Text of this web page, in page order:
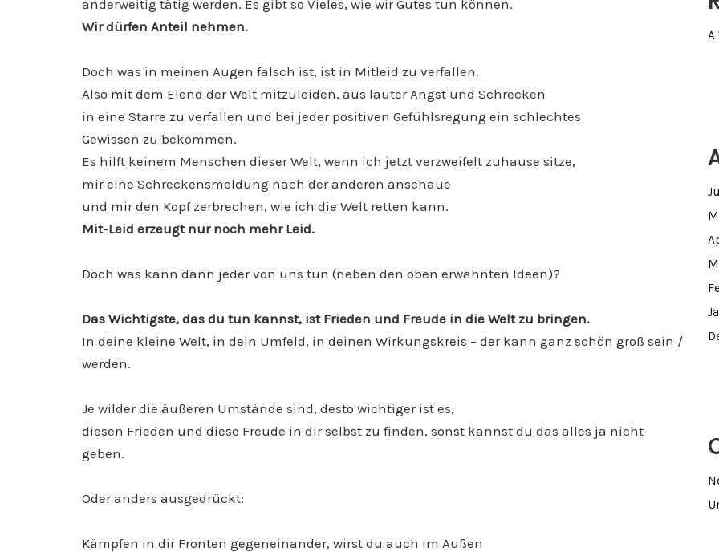
anderweitig tätig werden. Es gibt so Vieles, wie wir Gutes tun können.
Wir dürfen Anteil nehmen.
Doch was in meinen Augen falsch ist, ist in Mitleid zu verfallen.
Also mit dem Elend der Welt mitzuleiden, aus lauter Angst und Schrecken
in eine Starre zu verfallen und bei jeder positiven Gefühlsregung ein schlechtes
Gewissen zu bekommen.
Es hilft keinem Menschen dieser Welt, wenn ich jetzt verzweifelt zuhause sitze,
mir eine Schreckensmeldung nach der anderen anschaue
und mir den Kopf zerbrechen, wie ich die Welt retten kann.
Mit-Leid erzeugt nur noch mehr Leid.
Doch was kann dann jeder von uns tun (neben den oben erwähnten Ideen)?
Das Wichtigste, das du tun kannst, ist Frieden und Freude in die Welt zu bringen.
In deine kleine Welt, in dein Umfeld, in deinen Wirkungskreis – der kann ganz schön groß sein /
werden.
Je wilder die äußeren Umstände sind, desto wichtiger ist es,
diesen Frieden und diese Freude in dir selbst zu finden, sonst kannst du das alles ja nicht
geben.
Oder anders ausgedrückt:
Kämpfen in dir Fronten gegeneinander, wirst du auch im Außen
A